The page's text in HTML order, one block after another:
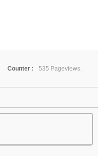
Counter :
535 Pageviews.